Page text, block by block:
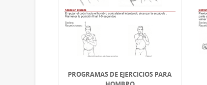
PROGRAMAS DE EJERCICIOS PARA